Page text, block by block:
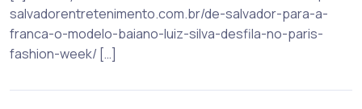
salvadorentretenimento.com.br/de-salvador-para-a-
franca-o-modelo-baiano-luiz-silva-desfila-no-paris-
fashion-week/ […]